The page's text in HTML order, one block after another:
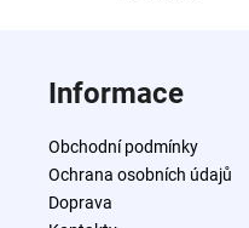
Informace
Obchodní podmínky
Ochrana osobních údajů
Doprava